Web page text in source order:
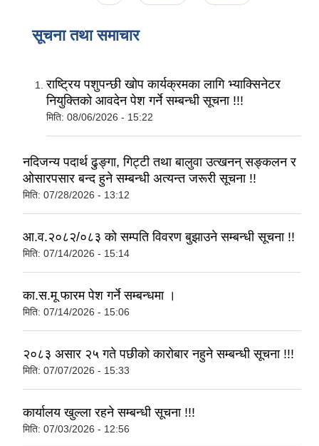
सूचना तथा समाचार
राष्ट्रिय पशुपन्छी खोप कार्यक्रमका लागि भ्याक्सिनेटर
नियुक्तिको आवदेन पेश गर्ने सम्बन्धी सूचना !!!
मिति: 08/06/2026 - 15:22
नदिजन्य पदार्थ ढुङ्गा, गिट्टी तथा बालुवा उत्खनन् सङ्कलन र
ओसारपसार बन्द हुने सम्बन्धी अत्यन्त जरूरी सूचना !!
मिति: 07/28/2026 - 13:12
आ.व.२०८२/०८३ को सम्पति विवरण बुझाउने सम्बन्धी सूचना !!
मिति: 07/14/2026 - 15:14
का.स.मू फारम पेश गर्ने सम्बन्धमा ।
मिति: 07/14/2026 - 15:06
२०८३ असार २५ गते पछीको कारोबार नहुने सम्बन्धी सूचना !!!
मिति: 07/07/2026 - 15:33
कार्यालय खुल्ला रहने सम्बन्धी सूचना !!!
मिति: 07/03/2026 - 12:56